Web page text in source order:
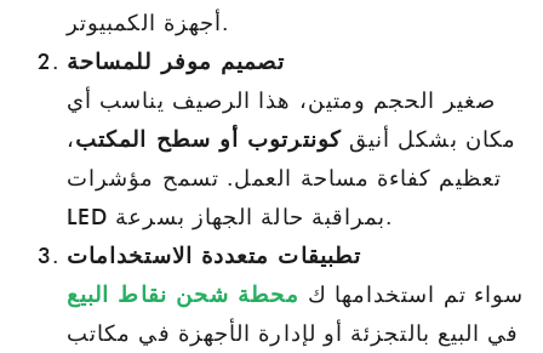
أجهزة الكمبيوتر.
تصميم موفر للمساحة
صغير الحجم ومتين، هذا الرصيف يناسب أي
مكان بشكل أنيقكونترتوب أو سطح المكتب،
تعظيم كفاءة مساحة العمل. تسمح مؤشرات
LED بمراقبة حالة الجهاز بسرعة.
تطبيقات متعددة الاستخدامات
سواء تم استخدامها ك محطة شحن نقاط البيع
في البيع بالتجزئة أو لإدارة الأجهزة في مكاتب